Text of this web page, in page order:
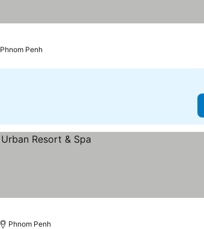
Phnom Penh
Phnom Penh